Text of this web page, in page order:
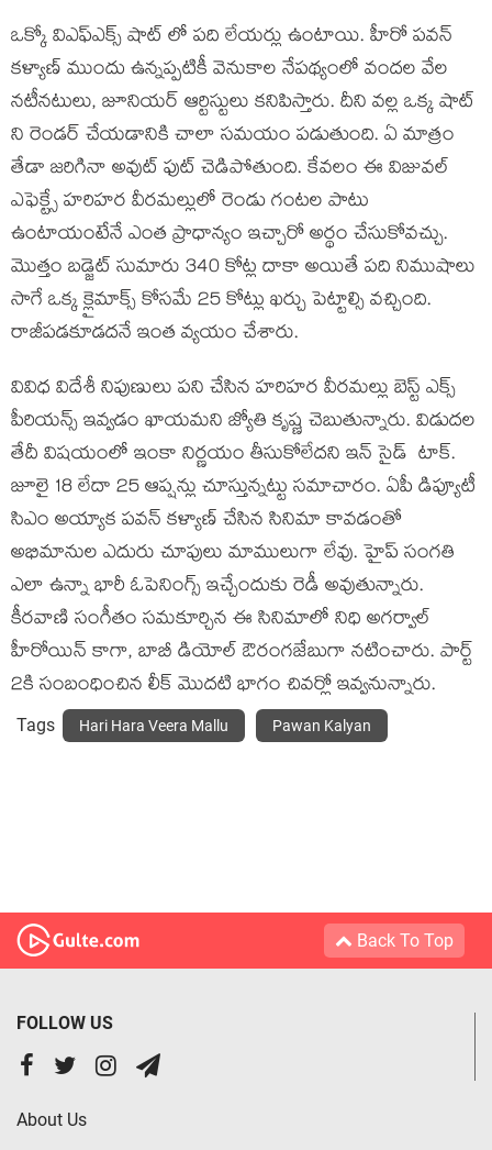
ఒక్కో విఎఫ్ఎక్స్ షాట్ లో పది లేయర్లు ఉంటాయి. హీరో పవన్
కళ్యాణ్ ముందు ఉన్నప్పటికీ వెనుకాల నేపథ్యంలో వందల వేల
నటీనటులు, జూనియర్ ఆర్టిస్టులు కనిపిస్తారు. దీని వల్ల ఒక్క షాట్
ని రెండర్ చేయడానికి చాలా సమయం పడుతుంది. ఏ మాత్రం
తేడా జరిగినా అవుట్ ఫుట్ చెడిపోతుంది. కేవలం ఈ విజువల్
ఎఫెక్ట్సే హరిహర వీరమల్లులో రెండు గంటల పాటు
ఉంటాయంటేనే ఎంత ప్రాధాన్యం ఇచ్చారో అర్థం చేసుకోవచ్చు.
మొత్తం బడ్జెట్ సుమారు 340 కోట్ల దాకా అయితే పది నిముషాలు
సాగే ఒక్క క్లైమాక్స్ కోసమే 25 కోట్లు ఖర్చు పెట్టాల్సి వచ్చింది.
రాజీపడకూడదనే ఇంత వ్యయం చేశారు.
వివిధ విదేశీ నిపుణులు పని చేసిన హరిహర వీరమల్లు బెస్ట్ ఎక్స్
పీరియన్స్ ఇవ్వడం ఖాయమని జ్యోతి కృష్ణ చెబుతున్నారు. విడుదల
తేదీ విషయంలో ఇంకా నిర్ణయం తీసుకోలేదని ఇన్ సైడ్ టాక్.
జూలై 18 లేదా 25 ఆప్షన్లు చూస్తున్నట్టు సమాచారం. ఏపీ డిప్యూటీ
సిఎం అయ్యాక పవన్ కళ్యాణ్ చేసిన సినిమా కావడంతో
అభిమానుల ఎదురు చూపులు మాములుగా లేవు. హైప్ సంగతి
ఎలా ఉన్నా భారీ ఓపెనింగ్స్ ఇచ్చేందుకు రెడీ అవుతున్నారు.
కీరవాణి సంగీతం సమకూర్చిన ఈ సినిమాలో నిధి అగర్వాల్
హీరోయిన్ కాగా, బాబీ డియోల్ ఔరంగజేబుగా నటించారు. పార్ట్
2కి సంబంధించిన లీక్ మొదటి భాగం చివర్లో ఇవ్వనున్నారు.
Tags Hari Hara Veera Mallu Pawan Kalyan
Back To Top
FOLLOW US
About Us